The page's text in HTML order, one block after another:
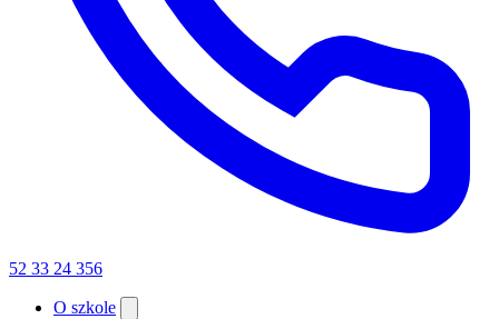
52 33 24 356
O szkole